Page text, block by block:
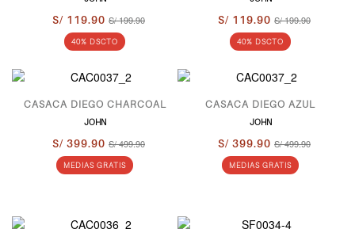
S/ 119.90 S/ 199.90
40% DSCTO
S/ 119.90 S/ 199.90
40% DSCTO
CASACA DIEGO CHARCOAL
JOHN
S/ 399.90 S/ 499.90
MEDIAS GRATIS
CASACA DIEGO AZUL
JOHN
S/ 399.90 S/ 499.90
MEDIAS GRATIS